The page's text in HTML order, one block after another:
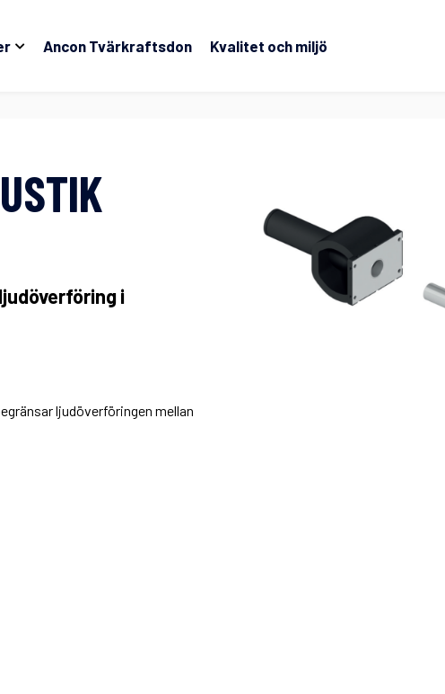
Ancon Tvärkraftsdon Kvalitet och miljö
i
ljudöverföringen mellan